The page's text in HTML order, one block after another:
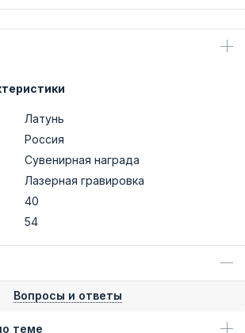
Латунь
Россия
Сувенирная награда
Лазерная гравировка
40
54
Вопросы и ответы
теме